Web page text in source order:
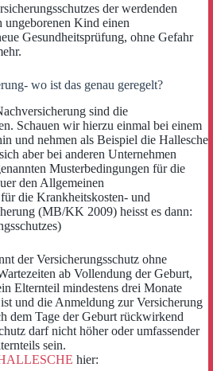
der werdenden
ungeborenen Kind einen
Gesundheitsprüfung, ohne Gefahr
wo ist das genau geregelt?
sind die
Schauen wir hierzu einmal bei einem
und nehmen als Beispiel die Hallesche
aber bei anderen Unternehmen
Musterbedingungen für die
den Allgemeinen
die Krankheitskosten- und
(MB/KK 2009) heisst es dann:
der Versicherungsschutz ohne
ab Vollendung der Geburt,
Elternteil mindestens drei Monate
und die Anmeldung zur Versicherung
dem Tage der Geburt rückwirkend
darf nicht höher oder umfassender
sein.
hier: